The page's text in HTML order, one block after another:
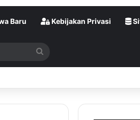
Baru Kebijakan Privasi
Cari
Borong Prestasi di Festival Borneo